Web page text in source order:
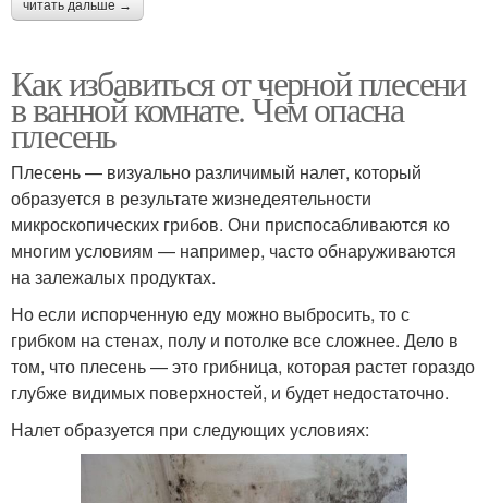
читать дальше →
Как избавиться от черной плесени
в ванной комнате. Чем опасна
плесень
Плесень — визуально различимый налет, который
образуется в результате жизнедеятельности
микроскопических грибов. Они приспосабливаются ко
многим условиям — например, часто обнаруживаются
на залежалых продуктах.
Но если испорченную еду можно выбросить, то с
грибком на стенах, полу и потолке все сложнее. Дело в
том, что плесень — это грибница, которая растет гораздо
глубже видимых поверхностей, и будет недостаточно.
Налет образуется при следующих условиях: